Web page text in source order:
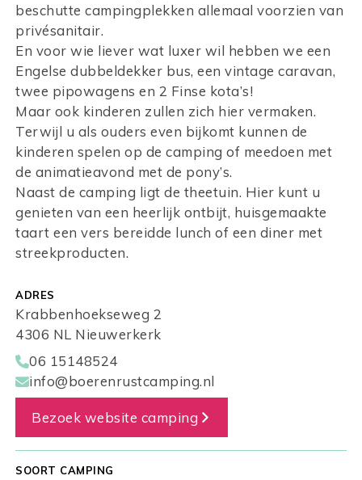
beschutte campingplekken allemaal voorzien van
privésanitair.
En voor wie liever wat luxer wil hebben we een
Engelse dubbeldekker bus, een vintage caravan,
twee pipowagens en 2 Finse kota’s!
Maar ook kinderen zullen zich hier vermaken.
Terwijl u als ouders even bijkomt kunnen de
kinderen spelen op de camping of meedoen met
de animatieavond met de pony’s.
Naast de camping ligt de theetuin. Hier kunt u
genieten van een heerlijk ontbijt, huisgemaakte
taart een vers bereidde lunch of een diner met
streekproducten.
ADRES
Krabbenhoekseweg 2
4306 NL Nieuwerkerk
06 15148524
info@boerenrustcamping.nl
Bezoek website camping
SOORT CAMPING